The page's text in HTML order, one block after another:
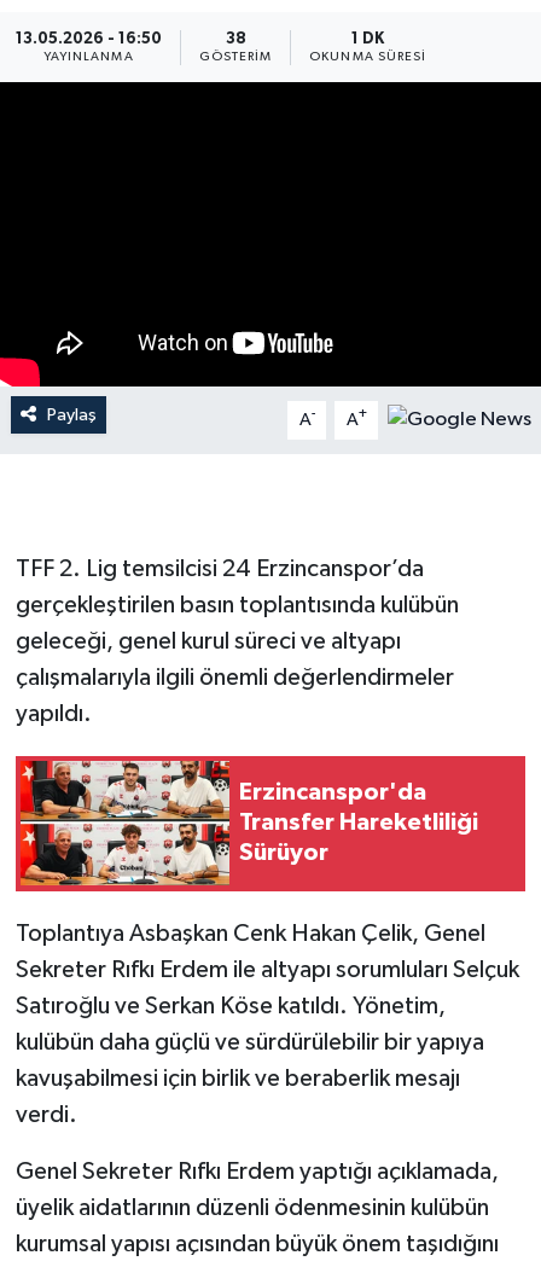
13.05.2026 - 16:50
YAYINLANMA
38
GÖSTERIM
1 DK
OKUNMA SÜRESI
Paylaş A- A+
TFF 2. Lig temsilcisi 24 Erzincanspor’da
gerçekleştirilen basın toplantısında kulübün
geleceği, genel kurul süreci ve altyapı
çalışmalarıyla ilgili önemli değerlendirmeler
yapıldı.
Erzincanspor'da
Transfer Hareketliliği
Sürüyor
Toplantıya Asbaşkan Cenk Hakan Çelik, Genel
Sekreter Rıfkı Erdem ile altyapı sorumluları Selçuk
Satıroğlu ve Serkan Köse katıldı. Yönetim,
kulübün daha güçlü ve sürdürülebilir bir yapıya
kavuşabilmesi için birlik ve beraberlik mesajı
verdi.
Genel Sekreter Rıfkı Erdem yaptığı açıklamada,
üyelik aidatlarının düzenli ödenmesinin kulübün
kurumsal yapısı açısından büyük önem taşıdığını